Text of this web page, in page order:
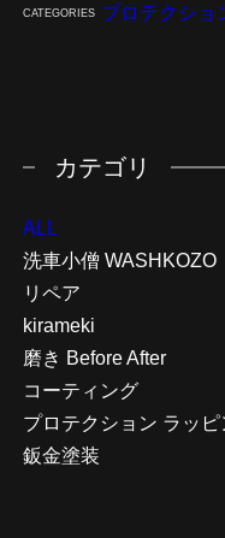
CATEGORIES プロテクショ
カテゴリ
ALL
洗車小僧 WASHKOZO
リペア
kirameki
磨き Before After
コーティング
プロテクション ラッピ
鈑金塗装